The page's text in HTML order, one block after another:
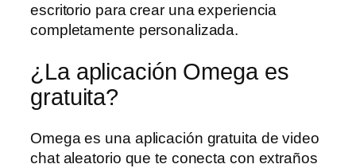
escritorio para crear una experiencia
completamente personalizada.
¿La aplicación Omega es
gratuita?
Omega es una aplicación gratuita de video
chat aleatorio que te conecta con extraños